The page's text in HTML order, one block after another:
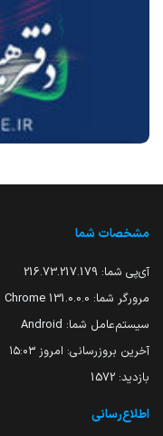
مشخصات شما
آی‌پی شما: 216.73.217.179
مرورگر شما: 131.0.0.0 Chrome
سیستم‌عامل شما: Android
آخرین بروزرسانی: امروز ۱۵:۰۳
بازدید: 1572
اطلاع‌رسانی